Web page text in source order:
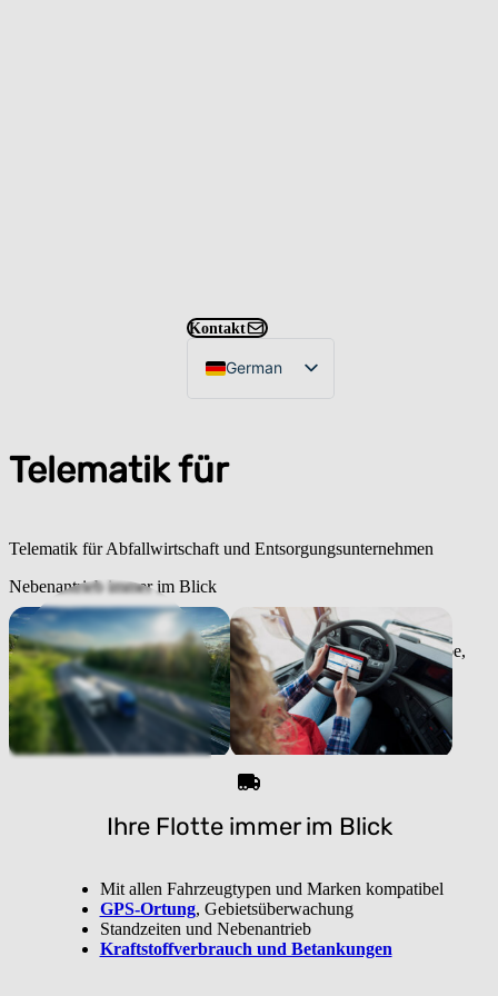
Kontakt
German
Telematik für
Telematik für Abfallwirtschaft und Entsorgungsunternehmen
Nebenantrieb immer im Blick
Ihre Flotte immer im Blick
Mit allen Fahrzeugtypen und Marken kompatibel
GPS-Ortung, Gebietsüberwachung
Standzeiten und Nebenantrieb
Kraftstoffverbrauch und Betankungen